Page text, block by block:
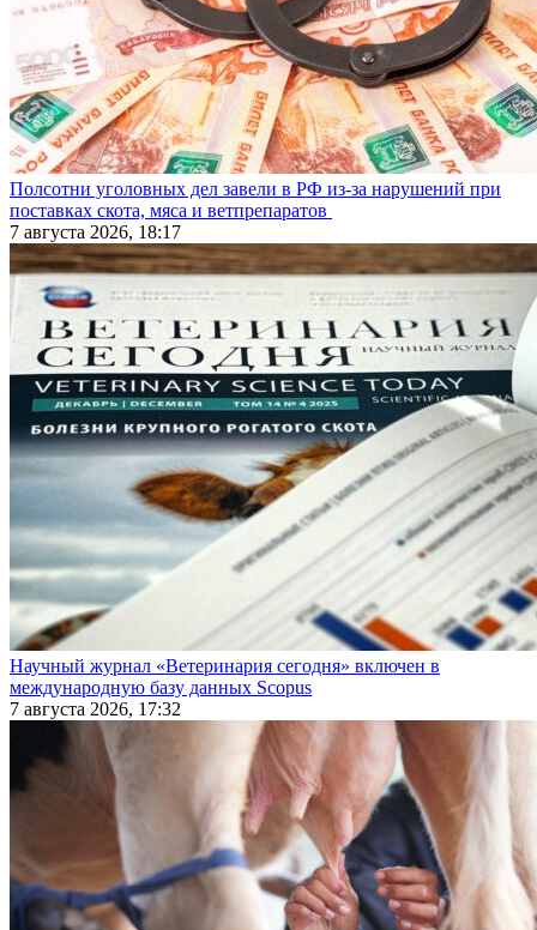
Полсотни уголовных дел завели в РФ из-за нарушений при
поставках скота, мяса и ветпрепаратов
7 августа 2026, 18:17
Научный журнал «Ветеринария сегодня» включен в
международную базу данных Scopus
7 августа 2026, 17:32